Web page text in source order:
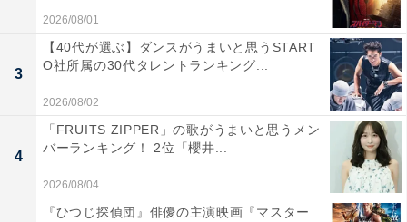
鵜久森亡き今どう償えばいいのか、どう生きればいいの
か分からないと嘆く3人に対し、鵜久森が伝えたように
生きて変わるのだと説きます。そんな中、全てを映像で
見ていた鵜久森の母・美雪（吉田羊）が教室に現れる
と、許すことはできないが“最悪の終わり”を選ばないで
ほしい、鵜久森が楽しく学校で過ごしていたことを忘れ
ないでほしいと述懐。西野ら3人はその言葉を受け止
め、涙を流し改めて謝罪をするのでした。
2026/08/01
3
【40代が選ぶ】ダンスがうまいと思うSTART
O社所属の30代タレントランキング...
2026/08/02
4
「FRUITS ZIPPER」の歌がうまいと思うメン
バーランキング！ 2位「櫻井...
2026/08/04
『ひつじ探偵団』俳優の主演映画『マスター